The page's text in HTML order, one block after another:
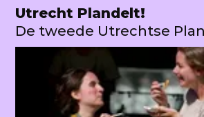
Utrecht Plandelt!
De tweede Utrechtse